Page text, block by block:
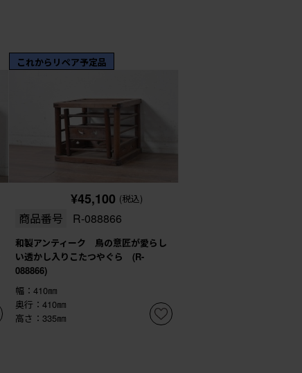
これからリペア予定品
¥45,100 (税込)
商品番号 R-088866
和製アンティーク 鳥の意匠が愛らし
い透かし入りこたつやぐら (R-
088866)
幅：410㎜
奥行：410㎜
高さ：335㎜